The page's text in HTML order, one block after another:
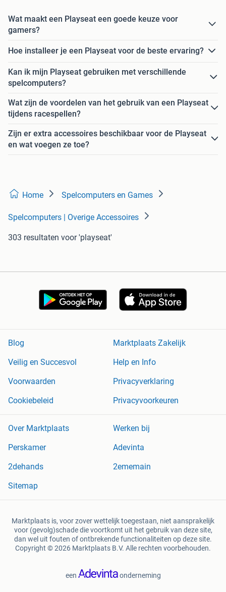
Wat maakt een Playseat een goede keuze voor
gamers?
Hoe installeer je een Playseat voor de beste ervaring?
Kan ik mijn Playseat gebruiken met verschillende
spelcomputers?
Wat zijn de voordelen van het gebruik van een Playseat
tijdens racespellen?
Zijn er extra accessoires beschikbaar voor de Playseat
en wat voegen ze toe?
Home Spelcomputers en Games
Spelcomputers | Overige Accessoires
303 resultaten voor 'playseat'
Blog
Marktplaats Zakelijk
Veilig en Succesvol
Help en Info
Voorwaarden
Privacyverklaring
Cookiebeleid
Privacyvoorkeuren
Over Marktplaats
Werken bij
Perskamer
Adevinta
2dehands
2ememain
Sitemap
Marktplaats is, voor zover wettelijk toegestaan, niet aansprakelijk
voor (gevolg)schade die voortkomt uit het gebruik van deze site,
dan wel uit fouten of ontbrekende functionaliteiten op deze site.
Copyright © 2026 Marktplaats B.V. Alle rechten voorbehouden.
een onderneming